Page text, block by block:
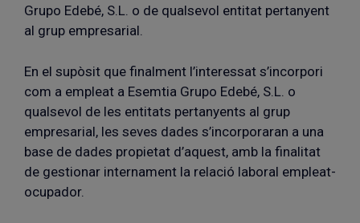
Grupo Edebé, S.L. o de qualsevol entitat pertanyent
al grup empresarial.
En el supòsit que finalment l’interessat s’incorpori
com a empleat a Esemtia Grupo Edebé, S.L. o
qualsevol de les entitats pertanyents al grup
empresarial, les seves dades s’incorporaran a una
base de dades propietat d’aquest, amb la finalitat
de gestionar internament la relació laboral empleat-
ocupador.